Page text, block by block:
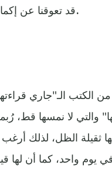
قد تعوقنا عن إكمال الكثير من الكتب التي بدأناها.
من الكتب الـ"جاري
والتي لا نمسها قط،